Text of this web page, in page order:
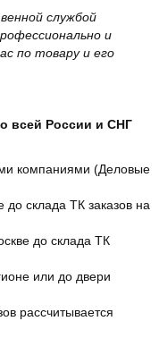
службой
и
по товару и его
всей России и СНГ
компаниями (Деловые
до склада ТК заказов на
до склада ТК
или до двери
рассчитывается